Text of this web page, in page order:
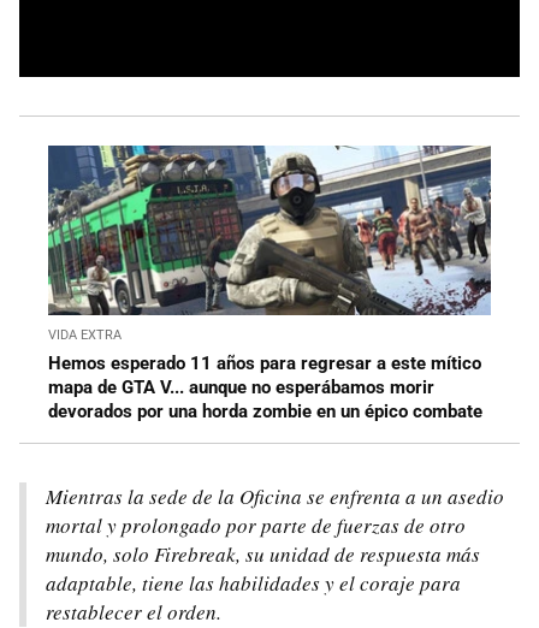
VIDA EXTRA
Hemos esperado 11 años para regresar a este mítico
mapa de GTA V... aunque no esperábamos morir
devorados por una horda zombie en un épico combate
Mientras la sede de la Oficina se enfrenta a un asedio
mortal y prolongado por parte de fuerzas de otro
mundo, solo Firebreak, su unidad de respuesta más
adaptable, tiene las habilidades y el coraje para
restablecer el orden.